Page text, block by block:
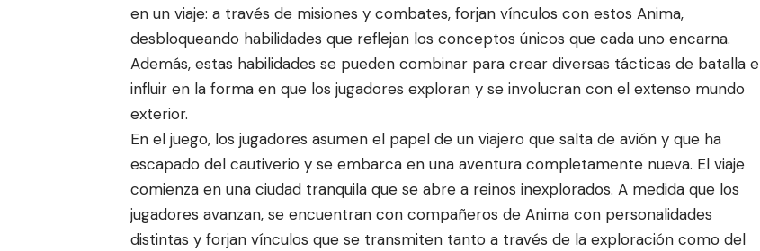
en un viaje: a través de misiones y combates, forjan vínculos con estos Anima,
desbloqueando habilidades que reflejan los conceptos únicos que cada uno encarna.
Además, estas habilidades se pueden combinar para crear diversas tácticas de batalla e
influir en la forma en que los jugadores exploran y se involucran con el extenso mundo
exterior.
En el juego, los jugadores asumen el papel de un viajero que salta de avión y que ha
escapado del cautiverio y se embarca en una aventura completamente nueva. El viaje
comienza en una ciudad tranquila que se abre a reinos inexplorados. A medida que los
jugadores avanzan, se encuentran con compañeros de Anima con personalidades
distintas y forjan vínculos que se transmiten tanto a través de la exploración como del